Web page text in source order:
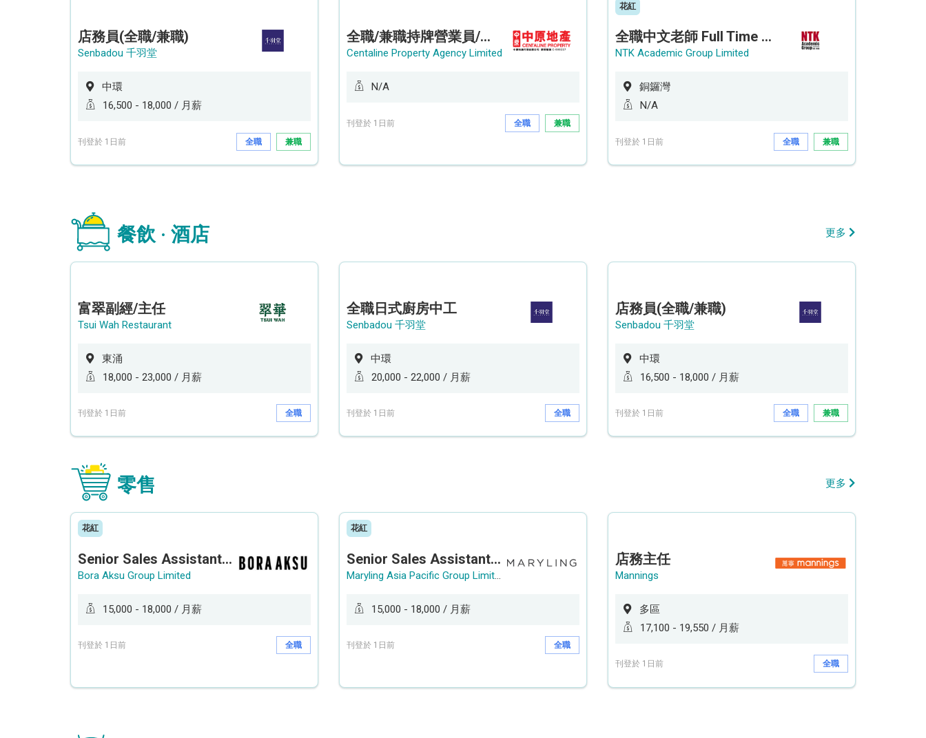
店務員(全職/兼職)
Senbadou 千羽堂
中環
16,500 - 18,000 / 月薪
刊登於 1日前 全職 兼職
全職/兼職持牌營業員/持牌地產代理 (貝沙灣/薄扶林/山頂南)
Centaline Property Agency Limited
N/A
刊登於 1日前 全職 兼職
花紅
全職中文老師 Full Time Chinese Teacher
NTK Academic Group Limited
銅鑼灣
N/A
刊登於 1日前 全職 兼職
餐飲 · 酒店 更多
富翠副經/主任
Tsui Wah Restaurant
東涌
18,000 - 23,000 / 月薪
刊登於 1日前 全職
全職日式廚房中工
Senbadou 千羽堂
中環
20,000 - 22,000 / 月薪
刊登於 1日前 全職
店務員(全職/兼職)
Senbadou 千羽堂
中環
16,500 - 18,000 / 月薪
刊登於 1日前 全職 兼職
零售 更多
花紅
Senior Sales Assistant 資深銷售員 / Sales Assistant 銷售員
Bora Aksu Group Limited
15,000 - 18,000 / 月薪
刊登於 1日前 全職
花紅
Senior Sales Assistant 資深銷售員 / Sales Assistant 銷售員
Maryling Asia Pacific Group Limited
15,000 - 18,000 / 月薪
刊登於 1日前 全職
店務主任
Mannings
多區
17,100 - 19,550 / 月薪
刊登於 1日前 全職